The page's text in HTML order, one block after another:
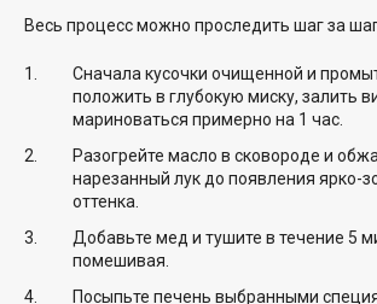
Весь процесс можно проследить шаг за
Сначала кусочки очищенной и
положить в глубокую миску, залить
мариноваться примерно на 1 час.
Разогрейте масло в сковороде и
нарезанный лук до появления ярко-
оттенка.
Добавьте мед и тушите в течение 5
помешивая.
Посыпьте печень выбранными